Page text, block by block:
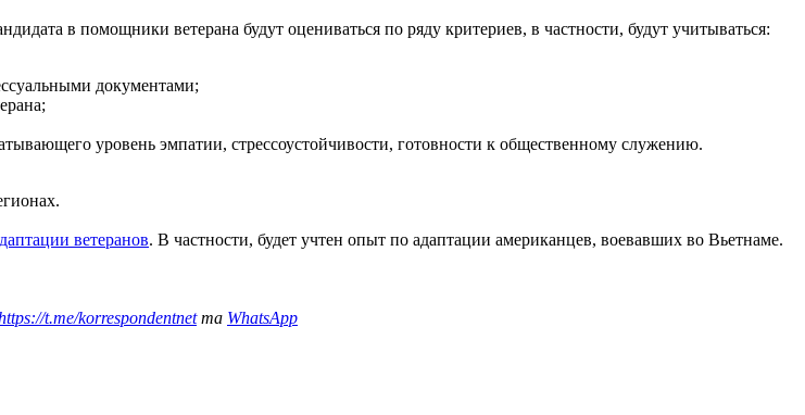
в помощники ветерана будут оцениваться по ряду критериев, в частности, будут учитываться:
документами;
уровень эмпатии, стрессоустойчивости, готовности к общественному служению.
ветеранов. В частности, будет учтен опыт по адаптации американцев, воевавших во Вьетнаме.
t.me/korrespondentnetта WhatsApp